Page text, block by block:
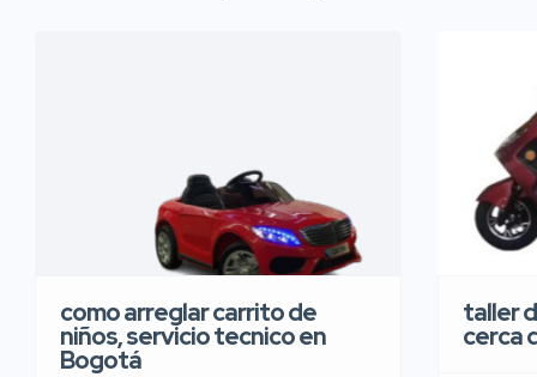
como arreglar carrito de
niños, servicio tecnico en
Bogotá
taller
cerca